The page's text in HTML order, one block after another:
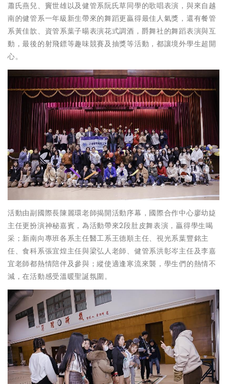
蕭氏燕兒、竇世雄以及健管系阮氏草同學的歌唱表演，與來自越
南的健管系一年級新生帶來的舞蹈更贏得最佳人氣獎，還有餐管
系黃佳歆、資管系葉子暘表演花式調酒，爵舞社的舞蹈表演與互
動，最後的射飛鏢等趣味競賽及抽獎等活動，都讓境外學生超開
心。
活動由副國際長陳麗環老師揭開活動序幕，國際合作中心廖幼媫
主任更扮演神秘嘉賓，為活動帶來2段肚皮舞表演，贏得學生喝
采；新南向專班各系主任醫工系王德順主任、視光系葉豐銘主
任、食科系張宜煌主任與梁弘人老師、健管系洪彰岑主任及李嘉
宜老師都熱情陪伴及參與；縱使適逢寒流來襲，學生們的熱情不
減，在活動感受溫暖聖誕氛圍。